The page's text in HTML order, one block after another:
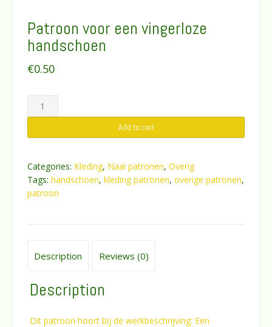
Patroon voor een vingerloze
handschoen
€0.50
Patroon
voor
vingerloze
quantity
Add to cart
Categories: Kleding, Naai patronen, Overig
Tags: handschoen, kleding patronen, overige patronen,
patroon
Description Reviews (0)
Description
Dit patroon hoort bij de werkbeschrijving: Een